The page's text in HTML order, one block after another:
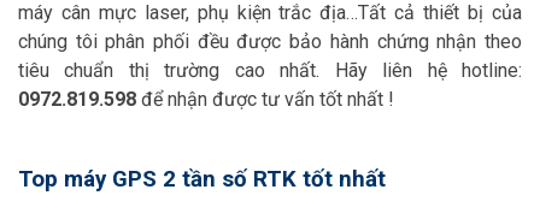
máy cân mực laser, phụ kiện trắc địa…Tất cả thiết bị của
chúng tôi phân phối đều được bảo hành chứng nhận theo
tiêu chuẩn thị trường cao nhất. Hãy liên hệ hotline:
0972.819.598 để nhận được tư vấn tốt nhất !
Top máy GPS 2 tần số RTK tốt nhất